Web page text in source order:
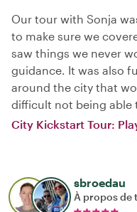
Our tour with Sonja
to make sure we
saw things we never
guidance. It was also
around the city that
difficult not being able
City Kickstart Tour:
sbroedau
À propos de